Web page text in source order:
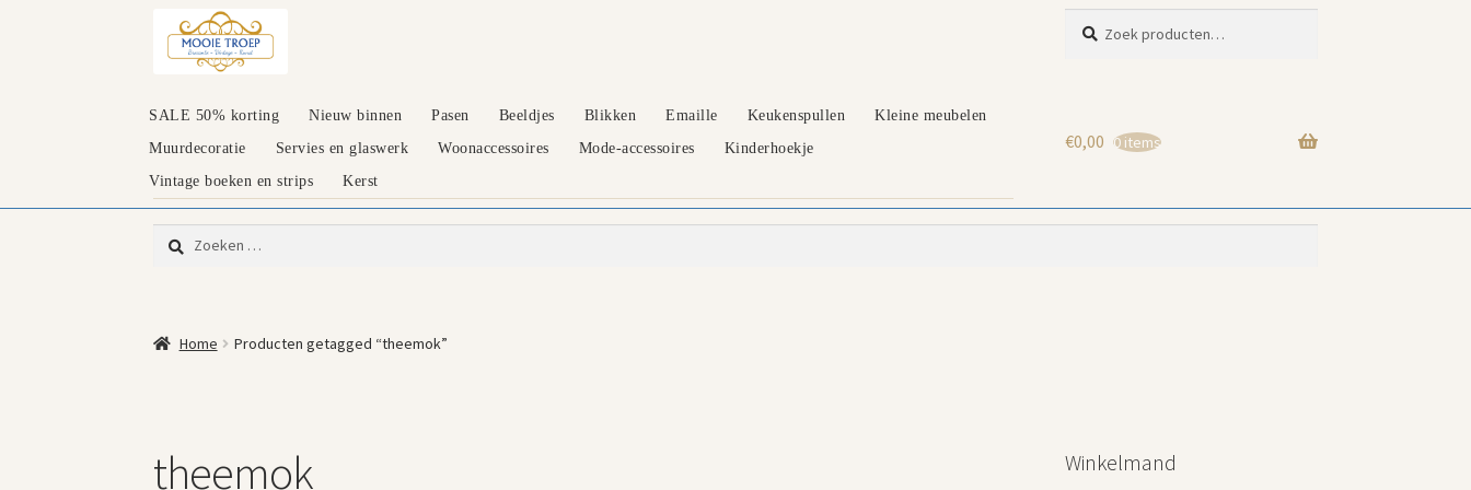
door
naar
naar:
SALE 50% korting Nieuw binnen Pasen Beeldjes Blikken Emaille Keukenspullen
Kleine meubelen
Muurdecoratie
Servies en glaswerk Woonaccessoires Mode-accessoires
Kinderhoekje
Vintage boeken en strips
Kerst
€0,00 0 items
Zoeken
naar:
Home Producten getagged “theemok”
theemok Winkelmand